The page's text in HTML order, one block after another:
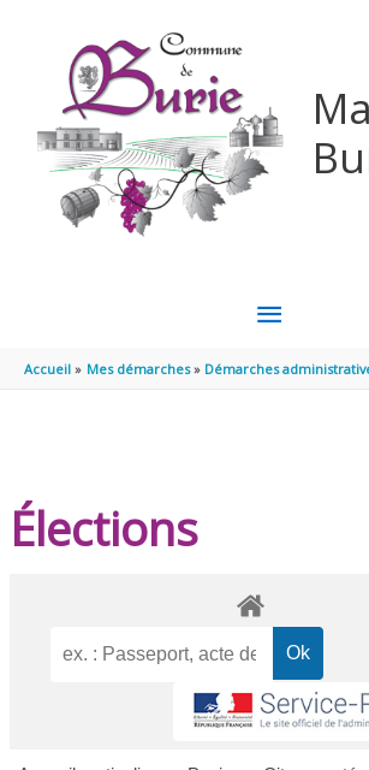
MENU
Accueil Mes démarches Démarches
Élections